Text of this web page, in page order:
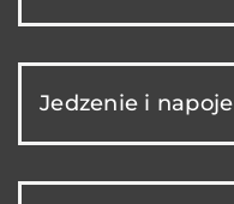
Jedzenie i napoje